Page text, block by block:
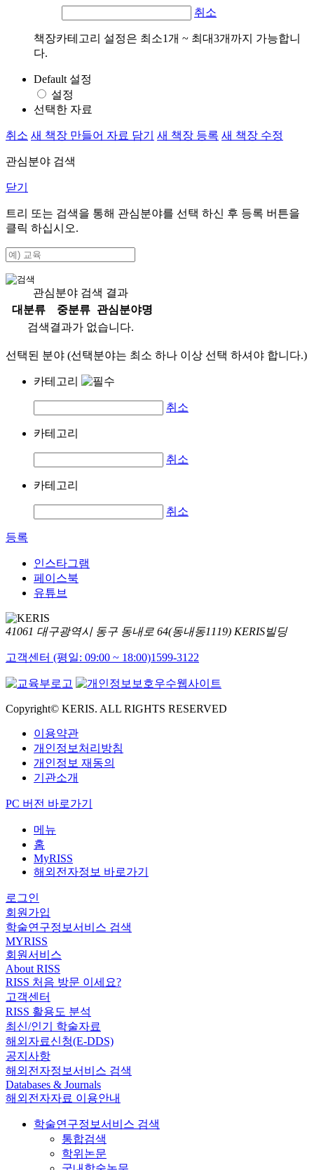
취소
책장카테고리 설정은 최소1개 ~ 최대3개까지 가능합니
다.
Default 설정
설정
선택한 자료
취소 새 책장 만들어 자료 담기 새 책장 등록 새 책장 수정
관심분야 검색
닫기
트리 또는 검색을 통해 관심분야를 선택 하신 후 등록 버튼을
클릭 하십시오.
관심분야 검색 결과
대분류
중분류
관심분야명
검색결과가 없습니다.
선택된 분야 (선택분야는 최소 하나 이상 선택 하셔야 합니다.)
카테고리
취소
카테고리
취소
카테고리
취소
등록
인스타그램
페이스북
유튜브
41061 대구광역시 동구 동내로 64(동내동1119) KERIS빌딩
고객센터 (평일: 09:00 ~ 18:00)1599-3122
Copyright© KERIS. ALL RIGHTS RESERVED
이용약관
개인정보처리방침
개인정보 재동의
기관소개
PC 버전 바로가기
메뉴
홈
MyRISS
해외전자정보 바로가기
로그인
회원가입
학술연구정보서비스 검색
MYRISS
회원서비스
About RISS
RISS 처음 방문 이세요?
고객센터
RISS 활용도 분석
최신/인기 학술자료
해외자료신청(E-DDS)
공지사항
해외전자정보서비스 검색
Databases & Journals
해외전자자료 이용안내
학술연구정보서비스 검색
통합검색
학위논문